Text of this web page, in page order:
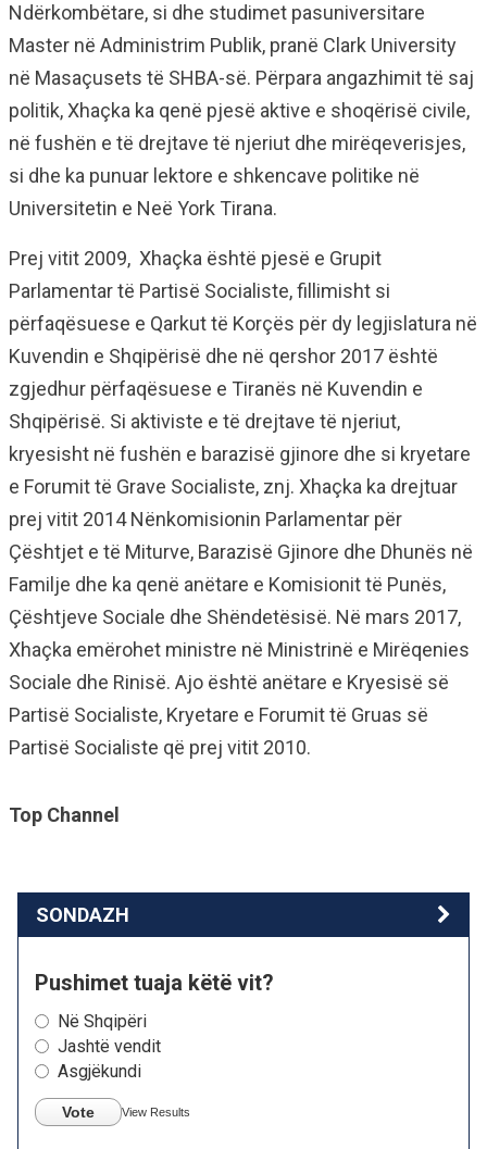
Ndërkombëtare, si dhe studimet pasuniversitare
Master në Administrim Publik, pranë Clark University
në Masaçusets të SHBA-së. Përpara angazhimit të saj
politik, Xhaçka ka qenë pjesë aktive e shoqërisë civile,
në fushën e të drejtave të njeriut dhe mirëqeverisjes,
si dhe ka punuar lektore e shkencave politike në
Universitetin e Neë York Tirana.
Prej vitit 2009, Xhaçka është pjesë e Grupit
Parlamentar të Partisë Socialiste, fillimisht si
përfaqësuese e Qarkut të Korçës për dy legjislatura në
Kuvendin e Shqipërisë dhe në qershor 2017 është
zgjedhur përfaqësuese e Tiranës në Kuvendin e
Shqipërisë. Si aktiviste e të drejtave të njeriut,
kryesisht në fushën e barazisë gjinore dhe si kryetare
e Forumit të Grave Socialiste, znj. Xhaçka ka drejtuar
prej vitit 2014 Nënkomisionin Parlamentar për
Çështjet e të Miturve, Barazisë Gjinore dhe Dhunës në
Familje dhe ka qenë anëtare e Komisionit të Punës,
Çështjeve Sociale dhe Shëndetësisë. Në mars 2017,
Xhaçka emërohet ministre në Ministrinë e Mirëqenies
Sociale dhe Rinisë. Ajo është anëtare e Kryesisë së
Partisë Socialiste, Kryetare e Forumit të Gruas së
Partisë Socialiste që prej vitit 2010.
Top Channel
SONDAZH
Pushimet tuaja këtë vit?
Në Shqipëri
Jashtë vendit
Asgjëkundi
Vote View Results